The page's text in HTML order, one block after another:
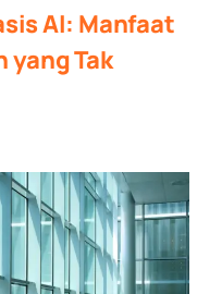
AI: Manfaat
yang Tak